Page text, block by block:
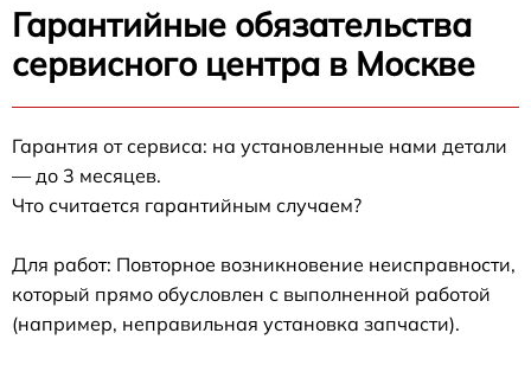
Гарантийные обязательства
сервисного центра в Москве
Гарантия от сервиса: на установленные нами детали
— до 3 месяцев.
Что считается гарантийным случаем?
Для работ: Повторное возникновение неисправности,
который прямо обусловлен с выполненной работой
(например, неправильная установка запчасти).